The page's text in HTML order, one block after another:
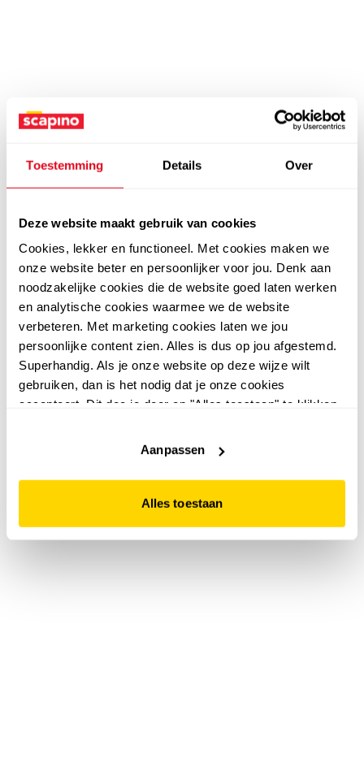
Toestemming Details Over
Deze website maakt gebruik van cookies
Cookies, lekker en functioneel. Met cookies maken we
onze website beter en persoonlijker voor jou. Denk aan
noodzakelijke cookies die de website goed laten werken
en analytische cookies waarmee we de website
verbeteren. Met marketing cookies laten we jou
persoonlijke content zien. Alles is dus op jou afgestemd.
Superhandig. Als je onze website op deze wijze wilt
gebruiken, dan is het nodig dat je onze cookies
accepteert. Dit doe je door op "Alles toestaan" te klikken.
website niet optimaal functioneert.
Aanpassen
Alles toestaan